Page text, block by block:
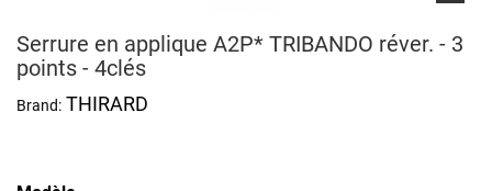
Serrure en applique A2P* TRIBANDO réver. - 3
points - 4clés
Brand: THIRARD